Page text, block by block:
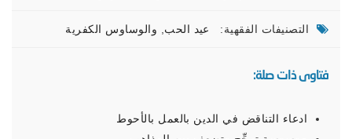
التصنيفات الفقهية: عيد الحب والوساوس الكفرية
فتاوى ذات صلة:
ادعاء التناقض في الدين بالعمل بالأحوط